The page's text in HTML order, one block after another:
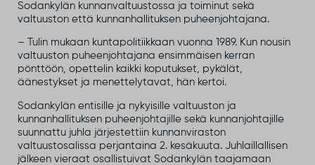
Sodankylän kunnanvaltuustossa ja toiminut sekä
valtuuston että kunnanhallituksen puheenjohtajana.
– Tulin mukaan kuntapolitiikkaan vuonna 1989. Kun nousin
valtuuston puheenjohtajana ensimmäisen kerran
pönttöön, opettelin kaikki koputukset, pykälät,
äänestykset ja menettelytavat, hän kertoi.
Sodankylän entisille ja nykyisille valtuuston ja
kunnanhallituksen puheenjohtajille sekä kunnanjohtajille
suunnattu juhla järjestettiin kunnanviraston
valtuustosalissa perjantaina 2. kesäkuuta. Juhlaillallisen
jälkeen vieraat osallistuivat Sodankylän taajamaan